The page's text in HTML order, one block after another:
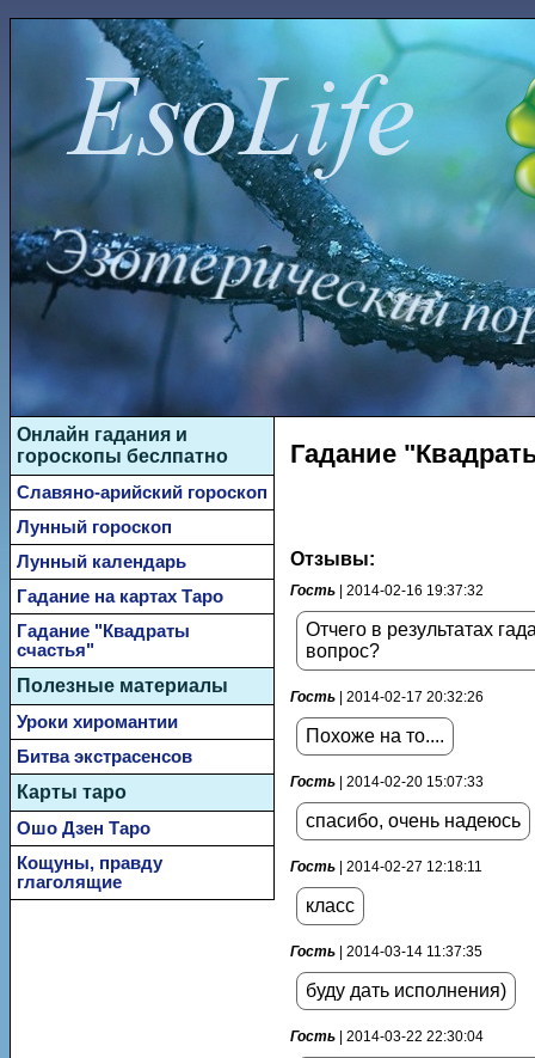
Гадание
Отзывы:
Гость | 2014-02-16 19:37:32
Отчего в результатах
вопрос?
Гость | 2014-02-17 20:32:26
Похоже на то....
Гость | 2014-02-20 15:07:33
спасибо, очень надеюсь
Гость | 2014-02-27 12:18:11
класс
Гость | 2014-03-14 11:37:35
буду дать исполнения)
Гость | 2014-03-22 22:30:04
Онлайн гадания и
гороскопы беслпатно
Славяно-арийский гороскоп
Лунный гороскоп
Лунный календарь
Гадание на картах Таро
Гадание "Квадраты
счастья"
Полезные материалы
Уроки хиромантии
Битва экстрасенсов
Карты таро
Ошо Дзен Таро
Кощуны, правду
глаголящие